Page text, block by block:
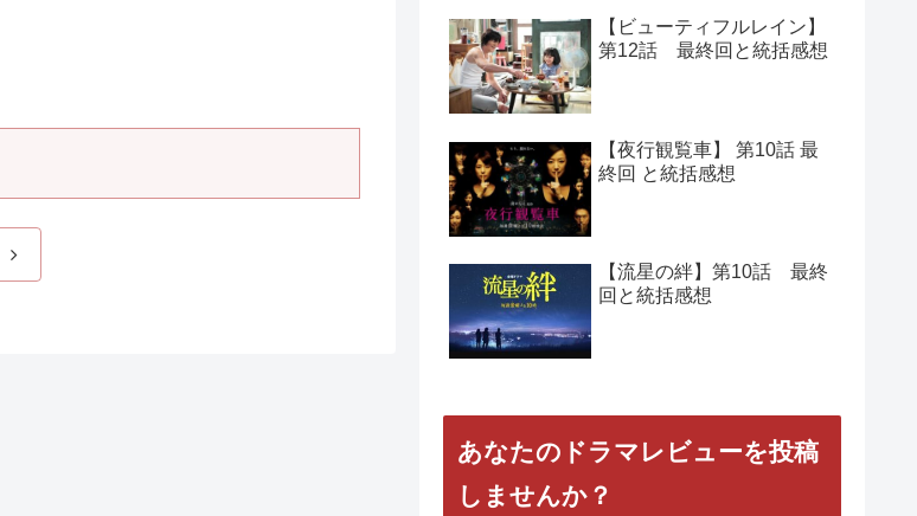
【ひよっこ】第151回(第26週月曜
ニュー”の試食会が開かれる。みね子（有村
べて「これはいける！」と思ったが、合否
理長の省吾（佐々木蔵之介）。神妙な面持
人気の記事
と総括感想
最終回と総括感想
【夜行観覧車】 第10話 最